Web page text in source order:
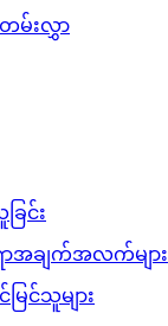
မ်းလွှာ
ြင်း
အချက်အလက်များ
ြင်သူများ